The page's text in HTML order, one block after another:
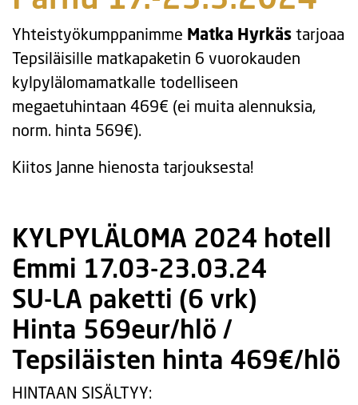
Yhteistyökumppanimme Matka Hyrkästarjoaa
Tepsiläisille matkapaketin 6 vuorokauden
kylpylälomamatkalle todelliseen
megaetuhintaan 469€ (ei muita alennuksia,
norm. hinta 569€).
Kiitos Janne hienosta tarjouksesta!
KYLPYLÄLOMA 2024 hotell
Emmi 17.03-23.03.24
SU-LA paketti (6 vrk)
Hinta 569eur/hlö /
Tepsiläisten hinta 469€/hlö
HINTAAN SISÄLTYY: